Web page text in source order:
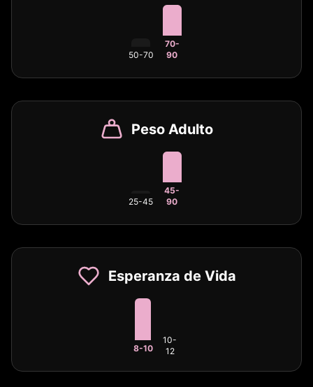
50-70
70-
90
Peso Adulto
25-45
45-
90
Esperanza de Vida
8-10
10-
12